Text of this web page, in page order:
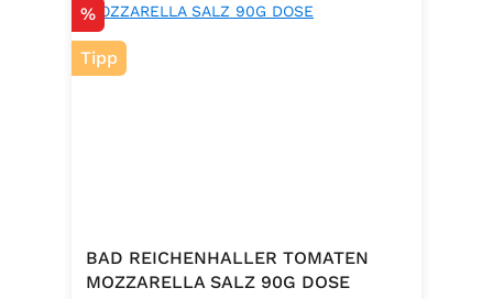
Rabatt
%
Tipp
BAD REICHENHALLER TOMATEN
MOZZARELLA SALZ 90G DOSE